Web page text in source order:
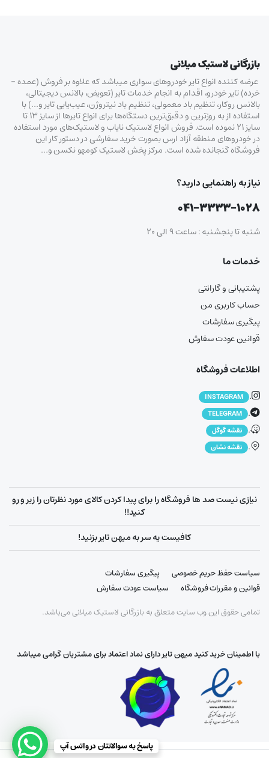
بازرگانی لاستیک میلانی
عرضه کننده انواع تایر خودروهای سواری میباشد که علاوه بر فروش (عمده –
خرده‌) تایر خودرو، اقدام به انجام خدمات تایر (تعویض، بالانس دیجیتالی،
بالانس روکار، تنظیم باد معمولی، تنظیم باد نیتروژن، عیب‌یابی تایر و…) با
استفاده از به روزترین و دقیق‌ترین دستگاه‌ها برای انواع تایرها از سایز ۱۳ تا
سایز ۲۱ نموده است. فروش انواع لاستیک‌ نایاب و لاستیک‌های مورد استفاده
در خودروهای منطقه آزاد ارس بصورت خرید سفارشی در دستور کار این
فروشگاه گنجانده شده است. مرکز پخش لاستیک کومهو نکسن و…
نیاز به راهنمایی دارید؟
۰۴۱-۳۳۳۳-۱۰۲۸
شنبه تا پنجشنبه : ساعت ۹ الی ۲۰
خدمات ما
پشتیبانی و گارانتی
حساب کاربری من
پیگیری سفارشات
قوانین عودت سفارش
اطلاعات فروشگاه
.
INSTAGRAM
.
TELEGRAM
. نقشه گوگل
. نقشه نشان
نیازی نیست صد ها فروشگاه را برای پیدا کردن کالای مورد نظرتان را زیر و رو
کنید!!
کافیست یه سر به میهن تایر بزنید!
سیاست حفظ حریم خصوصی
پیگیری سفارشات
قوانین و مقررات فروشگاه
سیاست عودت سفارش
تمامی حقوق این وب سایت متعلق به بازرگانی لاستیک میلانی می‌باشد.
با اطمینان خرید کنید میهن تایر دارای نماد اعتماد برای مشتریان گرامی میباشد
پاسخ به سوالاتتان در واتس آپ